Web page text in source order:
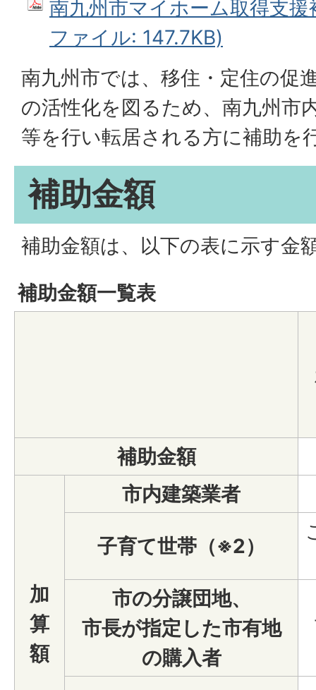
南九州市マイホーム取得支
ファイル: 147.7KB)
南九州市では、移住・定住の促
の活性化を図るため、南九州市
等を行い転居される方に補助を
補助金額
補助金額は、以下の表に示す金
補助金額一覧表
補助金額
加
算
額
市内建築業者
子育て世帯（※2）
市の分譲団地、
市長が指定した市有地
の購入者